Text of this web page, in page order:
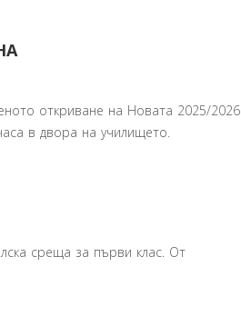
откриване на Новата 2025/2026
в двора на училището.
среща за първи клас. От